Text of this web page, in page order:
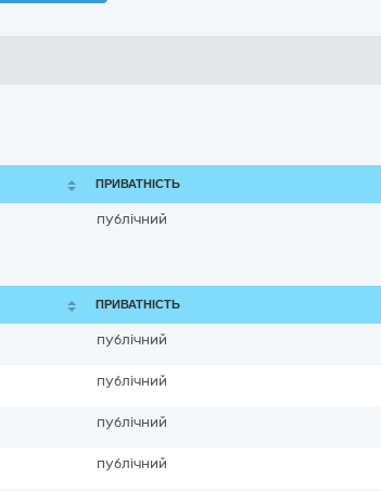
ПРИВАТНІСТЬ
публічний
ПРИВАТНІСТЬ
публічний
публічний
публічний
публічний